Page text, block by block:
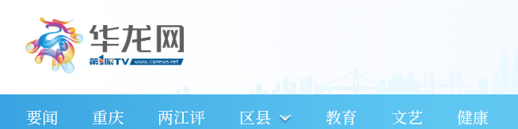
要闻 重庆 两江评 区县 教育 文艺 健康